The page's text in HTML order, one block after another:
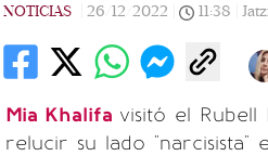
NOTICIAS 26/12/2022 11:38
Mia Khalifa visitó el Rubell
relucir su lado "narcisista"